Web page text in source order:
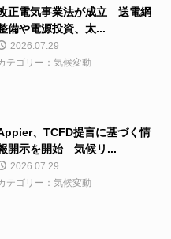
正電気事業法が成立 送電網
備や電源投資、太...
2026.07.29
テゴリー：気候変動
、TCFD提言に基づく情
開示を開始 気候リ...
2026.07.29
テゴリー：気候変動